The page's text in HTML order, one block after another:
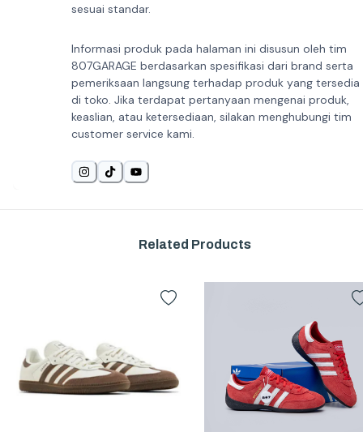
sesuai standar.
Informasi produk pada halaman ini disusun oleh tim
807GARAGE berdasarkan spesifikasi dari brand serta
pemeriksaan langsung terhadap produk yang tersedia
di toko. Jika terdapat pertanyaan mengenai produk,
keaslian, atau ketersediaan, silakan menghubungi tim
customer service kami.
Related Products